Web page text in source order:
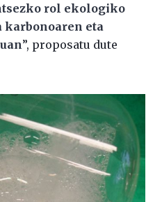
rol ekologiko
eta
”, proposatu dute